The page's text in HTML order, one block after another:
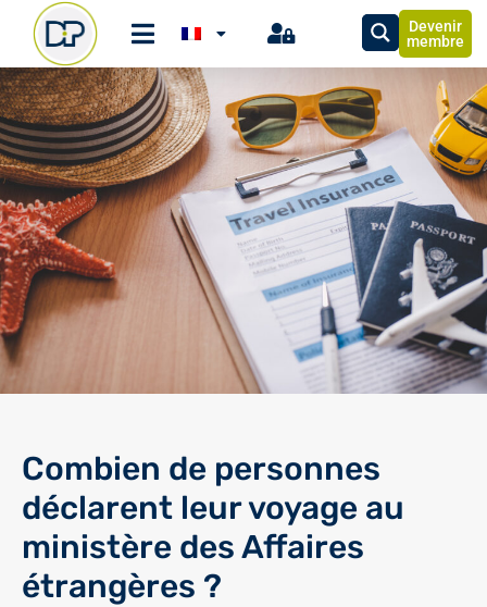
Devenir
membre
Combien de personnes
déclarent leur voyage au
ministère des Affaires
étrangères ?